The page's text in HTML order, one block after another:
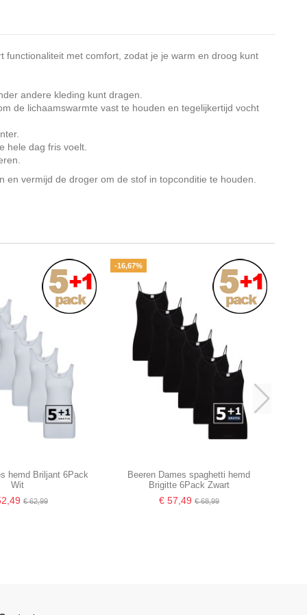
met comfort, zodat je je warm en droog kunt
andere kleding kunt dragen.
de lichaamswarmte vast te houden en tegelijkertijd vocht
hele dag fris voelt.
vermijd de droger om de stof in topconditie te houden.
hemd Briljant 6Pack
Wit
€ 62,99
-16,67%
Beeren Dames spaghetti hemd
Brigitte 6Pack Zwart
€ 57,49 € 68,99